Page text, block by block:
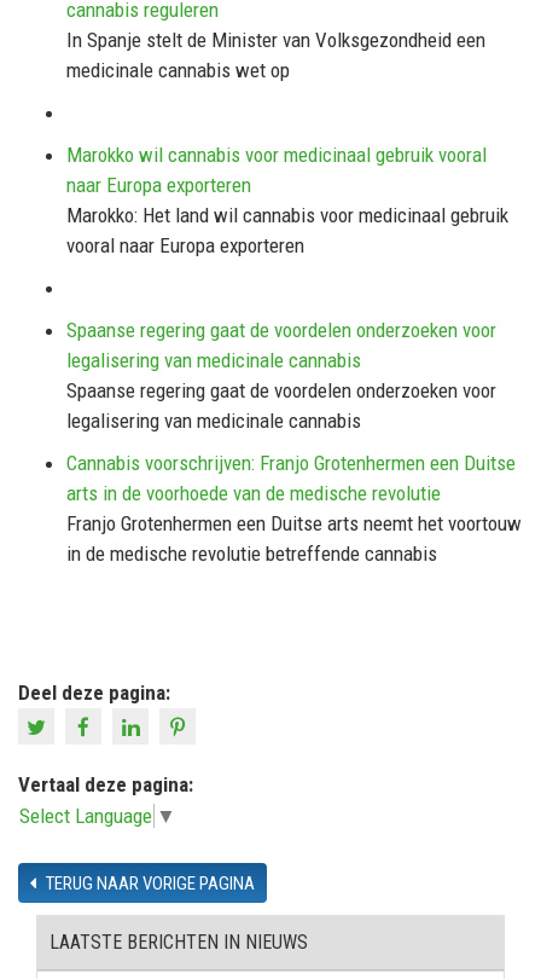
cannabis reguleren
In Spanje stelt de Minister van Volksgezondheid een
medicinale cannabis wet op
Marokko wil cannabis voor medicinaal gebruik vooral
naar Europa exporteren
Marokko: Het land wil cannabis voor medicinaal gebruik
vooral naar Europa exporteren
Spaanse regering gaat de voordelen onderzoeken voor
legalisering van medicinale cannabis
Spaanse regering gaat de voordelen onderzoeken voor
legalisering van medicinale cannabis
Cannabis voorschrijven: Franjo Grotenhermen een Duitse
arts in de voorhoede van de medische revolutie
Franjo Grotenhermen een Duitse arts neemt het voortouw
in de medische revolutie betreffende cannabis
Deel deze pagina:
Vertaal deze pagina:
Select Language ▼
TERUG NAAR VORIGE PAGINA
LAATSTE BERICHTEN IN NIEUWS